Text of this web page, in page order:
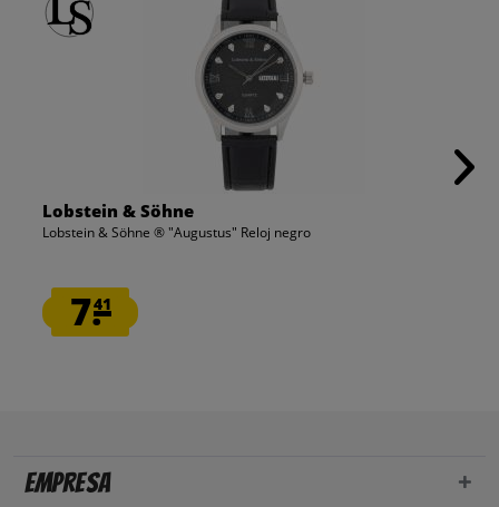
Lobstein & Söhne
Lobstein & Söhne ® "Augustus" Reloj negro
7.41
Empresa